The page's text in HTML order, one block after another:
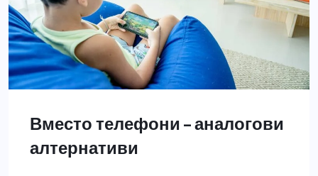
Вместо телефони – аналогови
алтернативи